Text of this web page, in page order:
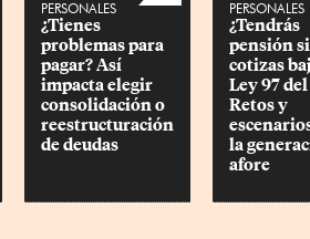
PERSONALES
¿Tienes
problemas para
pagar? Así
impacta elegir
consolidación o
reestructuración
de deudas
PERSONALES
¿Tendrás
pensión
cotizas
Ley 97
Retos y
la
afore